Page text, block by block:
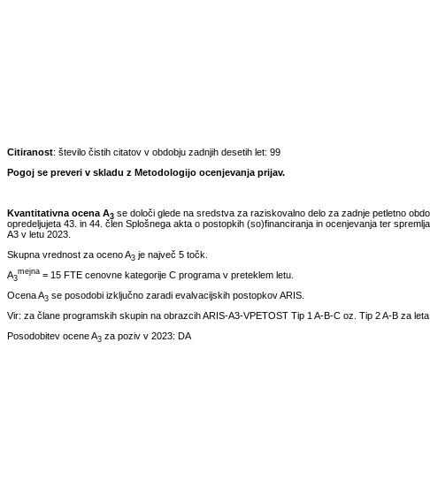
Citiranost: število čistih citatov v obdobju zadnjih desetih let: 99
Pogoj se preveri v skladu z Metodologijo ocenjevanja prijav.
Kvantitativna ocena A3 se določi glede na sredstva za raziskovalno delo za zadnje petletno
opredeljujeta 43. in 44. člen Splošnega akta o postopkih (so)financiranja in ocenjevanja ter
A3 v letu 2023.
Skupna vrednost za oceno A3 je največ 5 točk.
A3
mejna = 15 FTE cenovne kategorije C programa v preteklem letu.
Ocena A3 se posodobi izključno zaradi evalvacijskih postopkov ARIS.
Vir: za člane programskih skupin na obrazcih ARIS-A3-VPETOST Tip 1 A-B-C oz. Tip 2 A-B za leta
Posodobitev ocene A3 za poziv v 2023: DA